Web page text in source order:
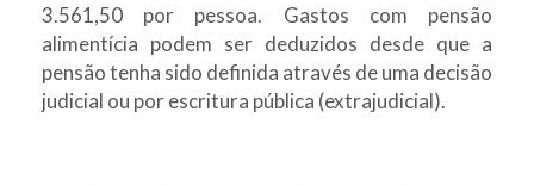
3.561,50 por pessoa. Gastos com pensão
alimentícia podem ser deduzidos desde que a
pensão tenha sido definida através de uma decisão
judicial ou por escritura pública (extrajudicial).